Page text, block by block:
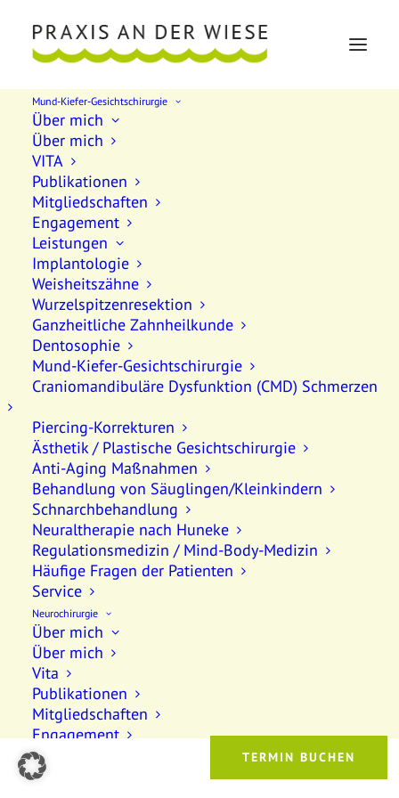
Mund-Kiefer-Gesichtschirurgie
Über mich
Über mich
VITA
Publikationen
Mitgliedschaften
Engagement
Leistungen
Implantologie
Weisheitszähne
Wurzelspitzenresektion
Ganzheitliche Zahnheilkunde
Dentosophie
Mund-Kiefer-Gesichtschirurgie
Craniomandibuläre Dysfunktion (CMD) Schmerzen
Piercing-Korrekturen
Ästhetik / Plastische Gesichtschirurgie
Anti-Aging Maßnahmen
Behandlung von Säuglingen/Kleinkindern
Schnarchbehandlung
Neuraltherapie nach Huneke
Regulationsmedizin / Mind-Body-Medizin
Häufige Fragen der Patienten
Service
Neurochirurgie
Über mich
Über mich
Vita
Publikationen
Mitgliedschaften
Engagement
Leistungen
Nervenkompressionen im Wirbelsäulenbereich
Complete your order
© 2026 Praxis an der Wiese. All rights reserved